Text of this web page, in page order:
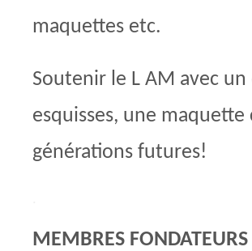
maquettes etc.
Soutenir le L AM avec
esquisses, une
générations futures!
MEMBRES FONDATEURS